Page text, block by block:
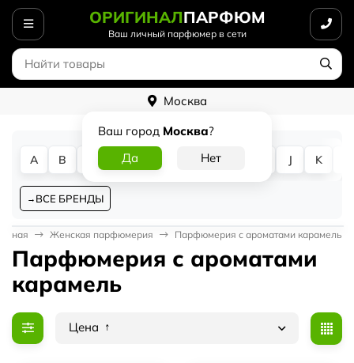
ОРИГИНАЛПАРФЮМ
Ваш личный парфюмер в сети
Москва
Ваш город Москва?
A B D G J K
ВСЕ БРЕНДЫ
Женская парфюмерия Парфюмерия с ароматами карамель
Парфюмерия с ароматами
карамель
Цена